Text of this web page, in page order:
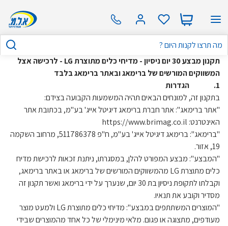
תקנון מבצע 30 יום ניסיון - מדיחי כלים מתוצרת LG - לרכישה אצל
המשווקים המורשים של ברימאג ובאתר ברימאג בלבד
1. הגדרות
בתקנון זה, למונחים הבאים תהיה המשמעות הקבועה בצידם:
"אתר ברימאג": אתר חברת ברימאג דיגיטל אייג' בע"מ, בכתובת אתר
האינטרנט: https://www.brimag.co.il
"ברימאג": ברימאג דיגיטל אייג' בע"מ, ח"פ 511786378, מרחוב השקמה
19, אזור.
"המבצע": מבצע המפורט להלן, במסגרתו, ניתנת זכאות לרכישת מדיח
כלים מתוצרת LG מהמשווקים המורשים של ברימאג או באתר ברימאג,
וקבלתו לתקופת ניסיון בת 30 יום, שנערך על ידי ברימאג ואשר תקנון זה
מסדיר וקובע את תנאיו.
"המוצרים המשתתפים במבצע": מדיחי כלים מתוצרת LG ולמעט מוצר
מעודפים, מתצוגה או פגום. מלאי מינימלי של כל אחד מהמוצרים שבידי